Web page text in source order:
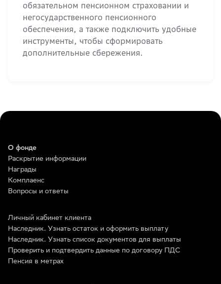
обязательном пенсионном страховании и
негосударственного пенсионного
обеспечения, а также подключить удобные
инструменты, чтобы сформировать
дополнительные сбережения.
О фонде
Раскрытие информации
Награды
Комплаенс
Вопросы и ответы
Личный кабинет клиента
Наследник. Узнать остаток и оформить выплату
Наследник. Узнать список документов для выплаты
Проверить и подтвердить данные по договору ПДС
Пенсия в метрах